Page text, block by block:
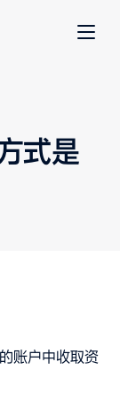
式是
账户中收取资